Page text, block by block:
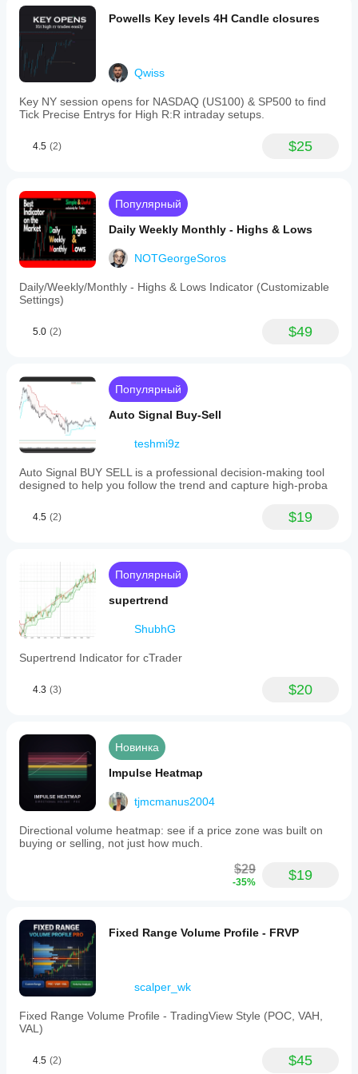
volatility
and
momentum
insights.
Powells Key levels 4H Candle closures
Qwiss
Key NY session opens for NASDAQ (US100) & SP500 to find
Tick Precise Entrys for High R:R intraday setups.
4.5 (2) $25
Популярный
Daily Weekly Monthly - Highs & Lows
NOTGeorgeSoros
Daily/Weekly/Monthly - Highs & Lows Indicator (Customizable
Settings)
5.0 (2) $49
Популярный
Auto Signal Buy-Sell
teshmi9z
Auto Signal BUY SELL is a professional decision-making tool
designed to help you follow the trend and capture high-proba
4.5 (2) $19
Популярный
supertrend
ShubhG
Supertrend Indicator for cTrader
4.3 (3) $20
Новинка
Impulse Heatmap
tjmcmanus2004
Directional volume heatmap: see if a price zone was built on
buying or selling, not just how much.
$29
-35% $19
Fixed Range Volume Profile - FRVP
scalper_wk
Fixed Range Volume Profile - TradingView Style (POC, VAH,
VAL)
4.5 (2) $45